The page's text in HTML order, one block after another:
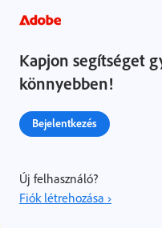
Kapjon segítséget
könnyebben!
Bejelentkezés
Új felhasználó?
Fiók létrehozása ›